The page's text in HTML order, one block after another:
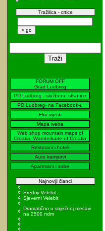
Tražilica - crtice
FORUM OFF
Grad Ludbreg
PD Ludbreg - službene stranice
PD Ludbreg- na Facebook-u
Eko vijesti
Mapa weba
Web shop mountain maps of
Croatia, Wanderkarte of Croatia
Restorani i hoteli
Auto kampovi
Apartmani i sobe
Najnoviji članci
Srednji Velebit
Sjeverni Velebit
Dramatično u snježnoj mećavi
na 2500 ndm